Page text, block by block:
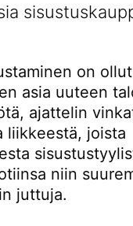
on
asia uuteen
ajattelin
liikkeestä, joista
niin
juttuja.